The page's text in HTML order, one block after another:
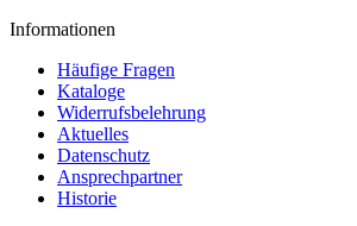
Informationen
Häufige Fragen
Kataloge
Widerrufsbelehrung
Aktuelles
Datenschutz
Ansprechpartner
Historie